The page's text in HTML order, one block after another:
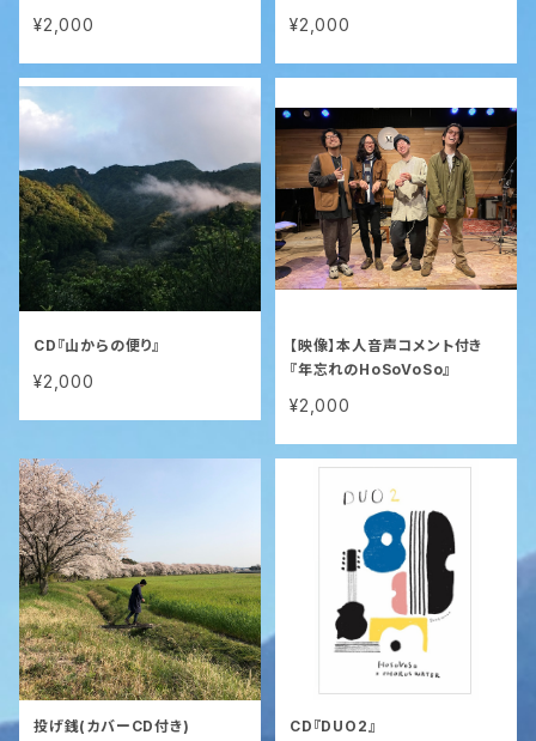
¥2,000 ¥2,000
CD『山からの便り』
¥2,000
【映像】本人音声コメント付き
『年忘れのHoSoVoSo』
¥2,000
投げ銭(カバーCD付き) CD『DUO2』